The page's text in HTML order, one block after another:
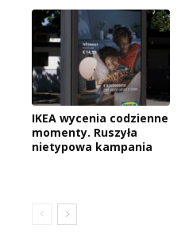
IKEA wycenia codzienne
momenty. Ruszyła
nietypowa kampania